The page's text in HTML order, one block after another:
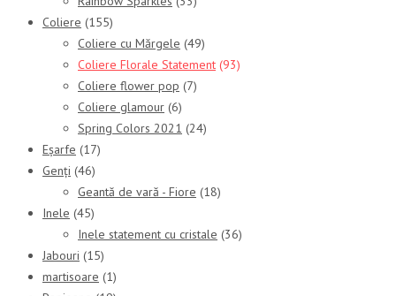
Coliere (155)
Coliere cu Mărgele (49)
Coliere Florale Statement (93)
Coliere flower pop (7)
Coliere glamour (6)
Spring Colors 2021 (24)
Eșarfe (17)
Genți (46)
Geantă de vară - Fiore (18)
Inele (45)
Inele statement cu cristale (36)
Jabouri (15)
martisoare (1)